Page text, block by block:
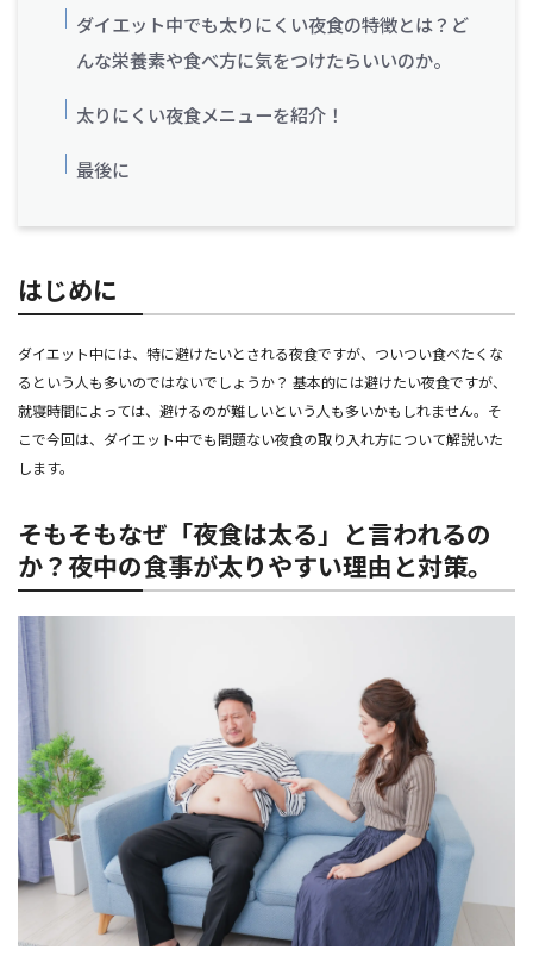
ダイエット中でも太りにくい夜食の特徴とは？ど
んな栄養素や食べ方に気をつけたらいいのか。
太りにくい夜食メニューを紹介！
最後に
はじめに
ダイエット中には、特に避けたいとされる夜食ですが、ついつい食べたくな
るという人も多いのではないでしょうか？ 基本的には避けたい夜食ですが、
就寝時間によっては、避けるのが難しいという人も多いかもしれません。そ
こで今回は、ダイエット中でも問題ない夜食の取り入れ方について解説いた
します。
そもそもなぜ「夜食は太る」と言われるの
か？夜中の食事が太りやすい理由と対策。